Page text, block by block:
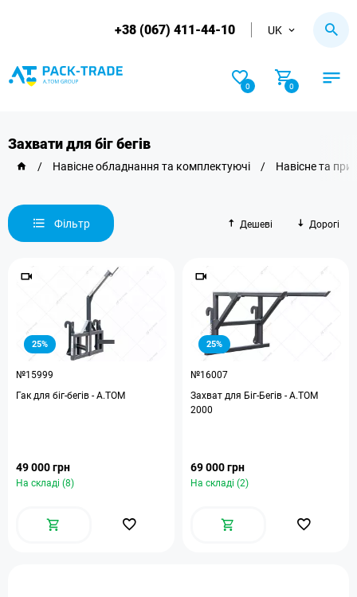
+38 (067) 411-44-10 UK
0 0
Захвати для біг бегів
/ Навісне обладнання та комплектуючі / Навісне та
Фільтр Дешеві Дорогі
25%
№15999
Гак для біг-бегів - А.ТОМ
49 000 грн
На складі (8)
25%
№16007
Захват для Біг-Бегів - А.ТОМ
2000
69 000 грн
На складі (2)